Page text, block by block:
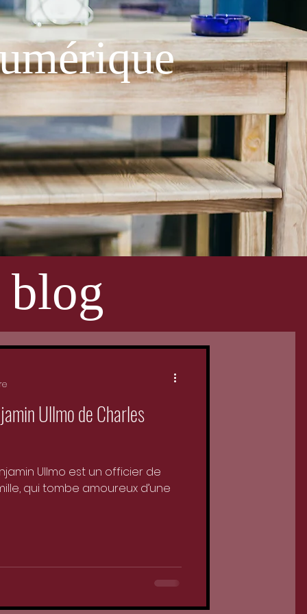
Ullmo de Charles
Ullmo est un officier de
qui tombe amoureux d’une